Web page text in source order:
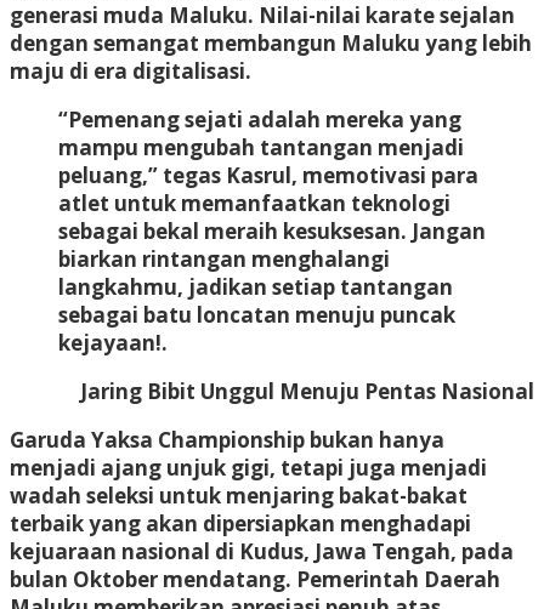
generasi muda Maluku. Nilai-nilai karate sejalan
dengan semangat membangun Maluku yang lebih
maju di era digitalisasi.
“Pemenang sejati adalah mereka yang
mampu mengubah tantangan menjadi
peluang,” tegas Kasrul, memotivasi para
atlet untuk memanfaatkan teknologi
sebagai bekal meraih kesuksesan. Jangan
biarkan rintangan menghalangi
langkahmu, jadikan setiap tantangan
sebagai batu loncatan menuju puncak
kejayaan!.
Jaring Bibit Unggul Menuju Pentas Nasional
Garuda Yaksa Championship bukan hanya
menjadi ajang unjuk gigi, tetapi juga menjadi
wadah seleksi untuk menjaring bakat-bakat
terbaik yang akan dipersiapkan menghadapi
kejuaraan nasional di Kudus, Jawa Tengah, pada
bulan Oktober mendatang. Pemerintah Daerah